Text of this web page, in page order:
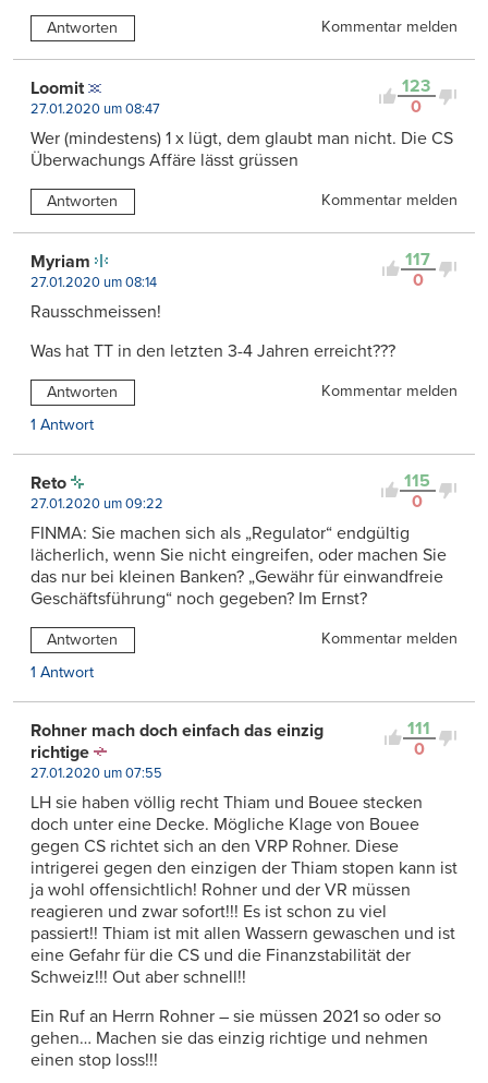
Antworten Kommentar melden
123
0
Loomit
27.01.2020 um 08:47
Wer (mindestens) 1 x lügt, dem glaubt man nicht. Die CS
Überwachungs Affäre lässt grüssen
Antworten Kommentar melden
117
0
Myriam
27.01.2020 um 08:14
Rausschmeissen!
Was hat TT in den letzten 3-4 Jahren erreicht???
Antworten
Kommentar melden
1 Antwort
115
0
Reto
27.01.2020 um 09:22
FINMA: Sie machen sich als „Regulator“ endgültig
lächerlich, wenn Sie nicht eingreifen, oder machen Sie
das nur bei kleinen Banken? „Gewähr für einwandfreie
Geschäftsführung“ noch gegeben? Im Ernst?
Antworten
Kommentar melden
1 Antwort
111
0
Rohner mach doch einfach das einzig
richtige
27.01.2020 um 07:55
LH sie haben völlig recht Thiam und Bouee stecken
doch unter eine Decke. Mögliche Klage von Bouee
gegen CS richtet sich an den VRP Rohner. Diese
intrigerei gegen den einzigen der Thiam stopen kann ist
ja wohl offensichtlich! Rohner und der VR müssen
reagieren und zwar sofort!!! Es ist schon zu viel
passiert!! Thiam ist mit allen Wassern gewaschen und ist
eine Gefahr für die CS und die Finanzstabilität der
Schweiz!!! Out aber schnell!!
Ein Ruf an Herrn Rohner – sie müssen 2021 so oder so
gehen… Machen sie das einzig richtige und nehmen
einen stop loss!!!